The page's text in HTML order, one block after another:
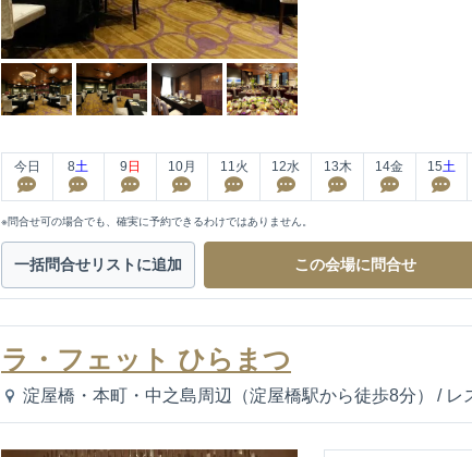
今日 8土 9 日 10月 11火 12水 13木 14金 15土
※問合せ可の場合でも、確実に予約できるわけではありません。
一括問合せリストに追加 この会場に問合せ
ラ・フェット ひらまつ
淀屋橋・本町・中之島周辺（淀屋橋駅から徒歩8分） / レ